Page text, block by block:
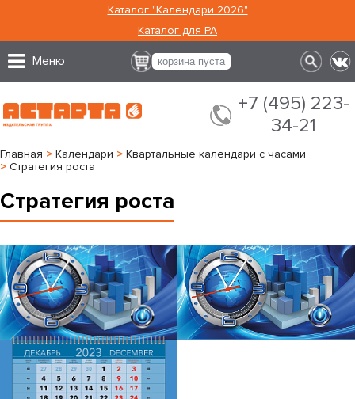
Каталог "Календари 2026"
Каталог для РА
Меню корзина пуста
+7 (495) 223-
34-21
Главная > Календари > Квартальные календари с часами
> Стратегия роста
Стратегия роста